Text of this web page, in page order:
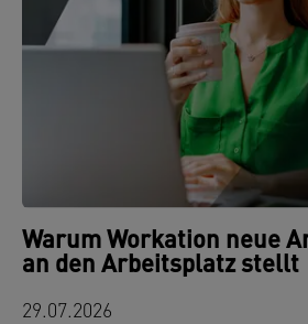
Warum Workation neue
an den Arbeitsplatz stellt
29.07.2026